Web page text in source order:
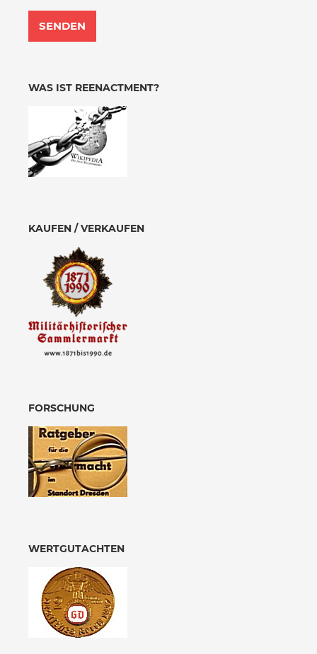
WAS IST REENACTMENT?
KAUFEN / VERKAUFEN
FORSCHUNG
WERTGUTACHTEN